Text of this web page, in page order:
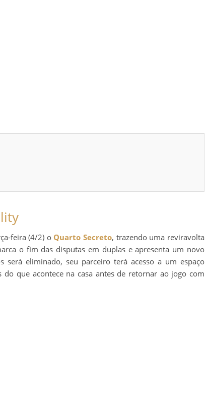
feira (4/2) o Quarto Secreto, trazendo uma reviravolta
o fim das disputas em duplas e apresenta um novo
será eliminado, seu parceiro terá acesso a um espaço
que acontece na casa antes de retornar ao jogo com